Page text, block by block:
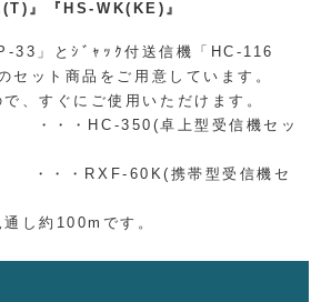
』『HS-WK(KE)』
33」とｼﾞｬｯｸ付送信機「HC-116
セット商品をご用意しています。
、すぐにご使用いただけます。
・・HC-350(卓上型受信機セッ
・・RXF-60K(携帯型受信機セ
し約100mです。